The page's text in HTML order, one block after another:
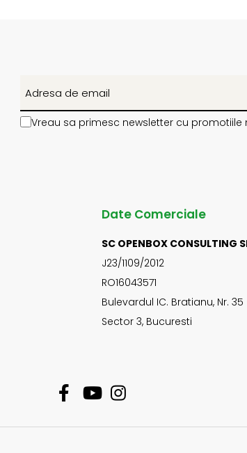
Vreau sa primesc newsletter cu promotiile
Date Comerciale
SC OPENBOX CONSULTING
J23/1109/2012
RO16043571
Bulevardul IC. Bratianu, Nr. 35
Sector 3, Bucuresti